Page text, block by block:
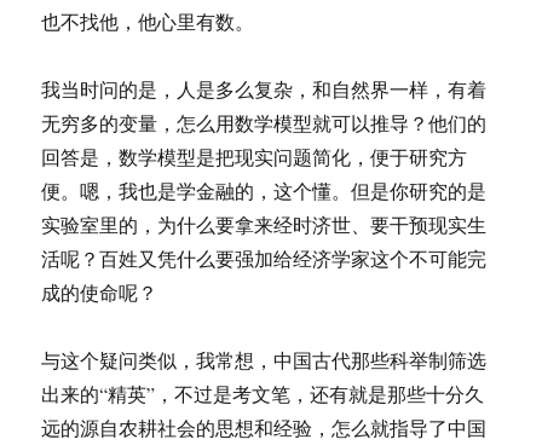
也不找他，他心里有数。
我当时问的是，人是多么复杂，和自然界一样，有着
无穷多的变量，怎么用数学模型就可以推导？他们的
回答是，数学模型是把现实问题简化，便于研究方
便。嗯，我也是学金融的，这个懂。但是你研究的是
实验室里的，为什么要拿来经时济世、要干预现实生
活呢？百姓又凭什么要强加给经济学家这个不可能完
成的使命呢？
与这个疑问类似，我常想，中国古代那些科举制筛选
出来的“精英”，不过是考文笔，还有就是那些十分久
远的源自农耕社会的思想和经验，怎么就指导了中国